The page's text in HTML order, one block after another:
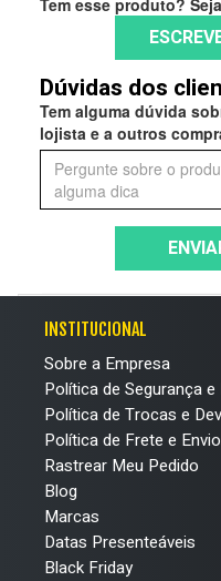
Dúvidas dos
Tem alguma dúvida
lojista e a outros
INSTITUCIONAL
Sobre a Empresa
Política de Segurança e
Política de Trocas e
Política de Frete e
Rastrear Meu Pedido
Blog
Marcas
Datas Presenteáveis
Black Friday